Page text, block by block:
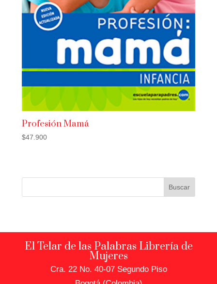
Profesión Mamá
$47.900
Buscar
El Telar de las Palabras Librería de
Mujeres
Cra. 22 No. 40-07 Segundo Piso